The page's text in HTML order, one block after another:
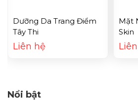
Dưỡng Da Trang Điểm
Tây Thi
Liên hệ
Mặt
Skin
Nổi bật